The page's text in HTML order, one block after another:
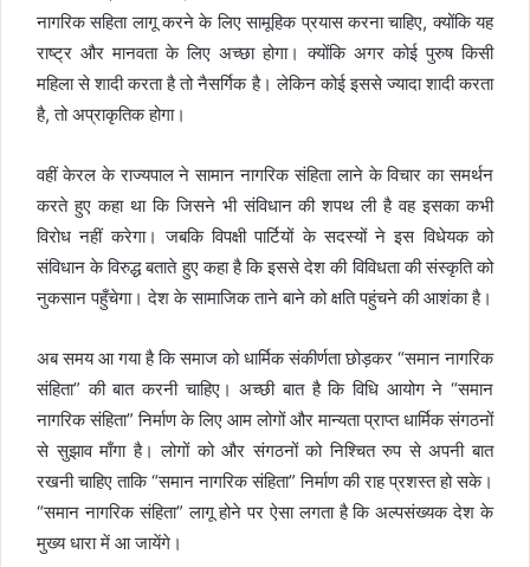
नागरिक सहिता लागू करने के लिए सामूहिक प्रयास करना चाहिए, क्योंकि यह
राष्ट्र और मानवता के लिए अच्छा होगा। क्योंकि अगर कोई पुरुष किसी
महिला से शादी करता है तो नैसर्गिक है। लेकिन कोई इससे ज्यादा शादी करता
है, तो अप्राकृतिक होगा।
वहीं केरल के राज्यपाल ने सामान नागरिक संहिता लाने के विचार का समर्थन
करते हुए कहा था कि जिसने भी संविधान की शपथ ली है वह इसका कभी
विरोध नहीं करेगा। जबकि विपक्षी पार्टियों के सदस्यों ने इस विधेयक को
संविधान के विरुद्ध बताते हुए कहा है कि इससे देश की विविधता की संस्कृति को
नुकसान पहुँचेगा। देश के सामाजिक ताने बाने को क्षति पहुंचने की आशंका है।
अब समय आ गया है कि समाज को धार्मिक संकीर्णता छोड़कर “समान नागरिक
संहिता” की बात करनी चाहिए। अच्छी बात है कि विधि आयोग ने “समान
नागरिक संहिता” निर्माण के लिए आम लोगों और मान्यता प्राप्त धार्मिक संगठनों
से सुझाव माँगा है। लोगों को और संगठनों को निश्चित रुप से अपनी बात
रखनी चाहिए ताकि “समान नागरिक संहिता” निर्माण की राह प्रशस्त हो सके।
“समान नागरिक संहिता” लागू होने पर ऐसा लगता है कि अल्पसंख्यक देश के
मुख्य धारा में आ जायेंगे।